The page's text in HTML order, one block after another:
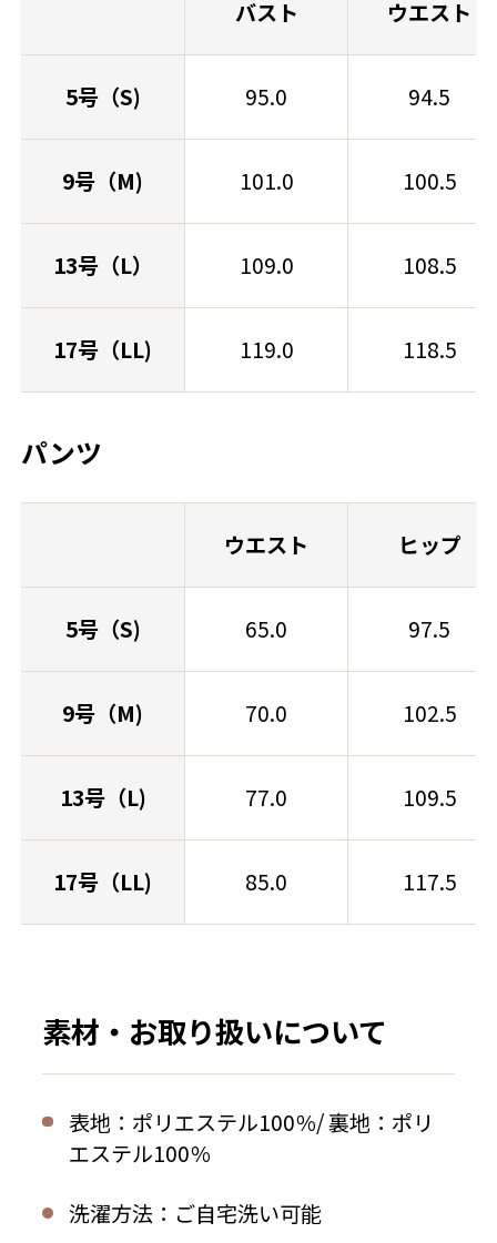
バスト ウエスト
5号（S) 95.0 94.5
9号（M) 101.0 100.5
13号（L） 109.0 108.5
17号（LL) 119.0 118.5
パンツ
ウエスト ヒップ
5号（S) 65.0 97.5
9号（M) 70.0 102.5
13号（L) 77.0 109.5
17号（LL) 85.0 117.5
素材・お取り扱いについて
表地：ポリエステル100％/ 裏地：ポリ
エステル100％
洗濯方法：ご自宅洗い可能